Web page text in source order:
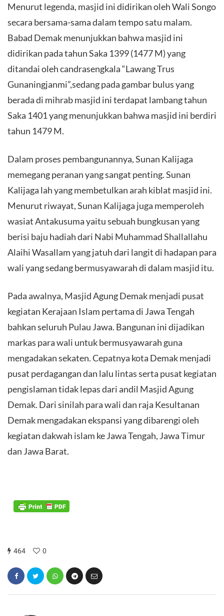
Menurut legenda, masjid ini didirikan oleh Wali Songo
secara bersama-sama dalam tempo satu malam.
Babad Demak menunjukkan bahwa masjid ini
didirikan pada tahun Saka 1399 (1477 M) yang
ditandai oleh candrasengkala “Lawang Trus
Gunaningjanmi”,sedang pada gambar bulus yang
berada di mihrab masjid ini terdapat lambang tahun
Saka 1401 yang menunjukkan bahwa masjid ini berdiri
tahun 1479 M.
Dalam proses pembangunannya, Sunan Kalijaga
memegang peranan yang sangat penting. Sunan
Kalijaga lah yang membetulkan arah kiblat masjid ini.
Menurut riwayat, Sunan Kalijaga juga memperoleh
wasiat Antakusuma yaitu sebuah bungkusan yang
berisi baju hadiah dari Nabi Muhammad Shallallahu
Alaihi Wasallam yang jatuh dari langit di hadapan para
wali yang sedang bermusyawarah di dalam masjid itu.
Pada awalnya, Masjid Agung Demak menjadi pusat
kegiatan Kerajaan Islam pertama di Jawa Tengah
bahkan seluruh Pulau Jawa. Bangunan ini dijadikan
markas para wali untuk bermusyawarah guna
mengadakan sekaten. Cepatnya kota Demak menjadi
pusat perdagangan dan lalu lintas serta pusat kegiatan
pengislaman tidak lepas dari andil Masjid Agung
Demak. Dari sinilah para wali dan raja Kesultanan
Demak mengadakan ekspansi yang dibarengi oleh
kegiatan dakwah islam ke Jawa Tengah, Jawa Timur
dan Jawa Barat.
464 0